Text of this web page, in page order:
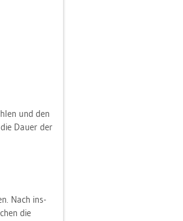
und den
Dauer der
Nach ins­
die